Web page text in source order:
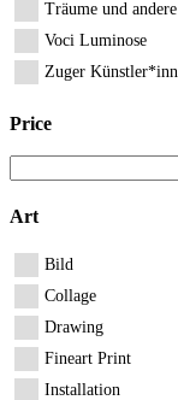
Träume und
Voci Luminose
Zuger
Price
Art
Bild
Collage
Drawing
Fineart Print
Installation